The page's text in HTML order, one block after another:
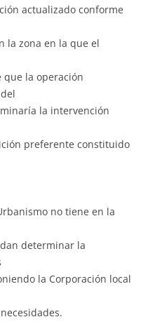
actualizado conforme
la zona en la que el
que la operación
la intervención
preferente constituido
no tiene en la
determinar la
la Corporación local